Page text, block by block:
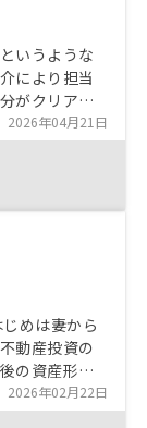
いうような
により担当
がクリアに
思ったので
2026年04月21日
めは妻から
動産投資の
の資産形成
対応で信頼が
2026年02月22日